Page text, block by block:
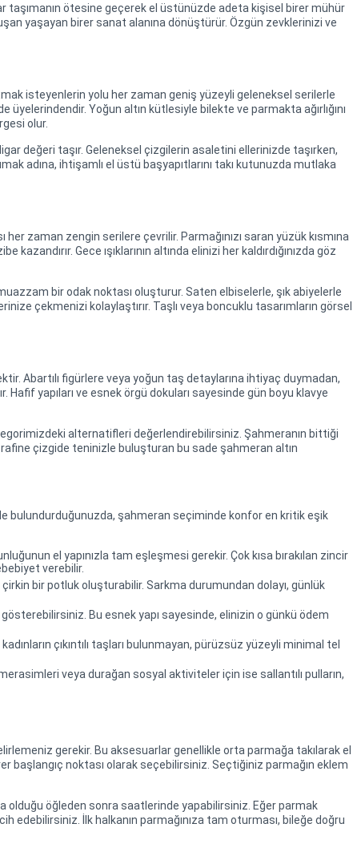
taşımanın ötesine geçerek el üstünüzde adeta kişisel birer mühür
yaşayan birer sanat alanına dönüştürür. Özgün zevklerinizi ve
isteyenlerin yolu her zaman geniş yüzeyli geleneksel serilerle
Yoğun altın kütlesiyle bilekte ve parmakta ağırlığını
olur.
değeri taşır. Geleneksel çizgilerin asaletini ellerinizde taşırken,
adına, ihtişamlı el üstü başyapıtlarını takı kutunuzda mutlaka
zaman zengin serilere çevrilir. Parmağınızı saran yüzük kısmına
Gece ışıklarının altında elinizi her kaldırdığınızda göz
bir odak noktası oluşturur. Saten elbiselerle, şık abiyelerle
çekmenizi kolaylaştırır. Taşlı veya boncuklu tasarımların görsel
Abartılı figürlere veya yoğun taş detaylarına ihtiyaç duymadan,
Hafif yapıları ve esnek örgü dokuları sayesinde gün boyu klavye
alternatifleri değerlendirebilirsiniz. Şahmeranın bittiği
rafine çizgide teninizle buluşturan bu sade şahmeran altın
bulundurduğunuzda, şahmeran seçiminde konfor en kritik eşik
el yapınızla tam eşleşmesi gerekir. Çok kısa bırakılan zincir
verebilir.
bir potluk oluşturabilir. Sarkma durumundan dolayı, günlük
Bu esnek yapı sayesinde, elinizin o günkü ödem
çıkıntılı taşları bulunmayan, pürüzsüz yüzeyli minimal tel
veya durağan sosyal aktiviteler için ise sallantılı pulların,
gerekir. Bu aksesuarlar genellikle orta parmağa takılarak el
başlangıç noktası olarak seçebilirsiniz. Seçtiğiniz parmağın eklem
olduğu öğleden sonra saatlerinde yapabilirsiniz. Eğer parmak
edebilirsiniz. İlk halkanın parmağınıza tam oturması, bileğe doğru